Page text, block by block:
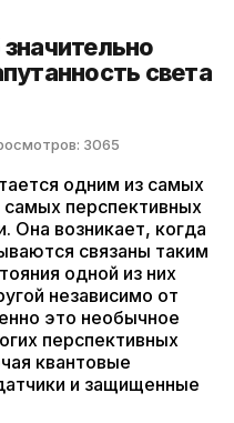
света
3065
одним из самых
перспективных
Она возникает, когда
связаны таким
одной из них
независимо от
это необычное
перспективных
квантовые
и защищенные